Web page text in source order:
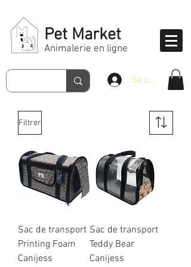
Pet Market
Animalerie en ligne
Se connecter
Filtrer
Sac de transport
Printing Foam
Canijess
Sac de transport
Teddy Bear
Canijess